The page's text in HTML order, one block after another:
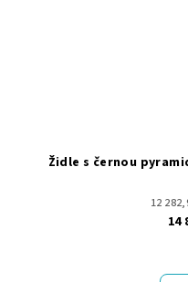
Židle s černou
12
14